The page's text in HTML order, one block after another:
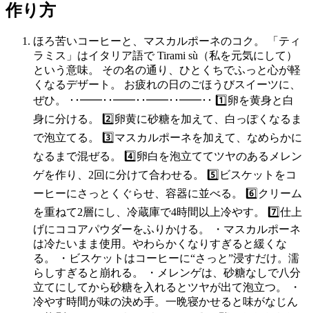
作り方
ほろ苦いコーヒーと、マスカルポーネのコク。 「ティ
ラミス」はイタリア語で Tirami sù（私を元気にして）
という意味。 その名の通り、ひとくちでふっと心が軽
くなるデザート。 お疲れの日のごほうびスイーツに、
ぜひ。 ･･━━･･━━･･━━･･━━･･ 1️⃣卵を黄身と白
身に分ける。 2️⃣卵黄に砂糖を加えて、白っぽくなるま
で泡立てる。 3️⃣マスカルポーネを加えて、なめらかに
なるまで混ぜる。 4️⃣卵白を泡立ててツヤのあるメレン
ゲを作り、2回に分けて合わせる。 5️⃣ビスケットをコ
ーヒーにさっとくぐらせ、容器に並べる。 6️⃣クリーム
を重ねて2層にし、冷蔵庫で4時間以上冷やす。 7️⃣仕上
げにココアパウダーをふりかける。 ・マスカルポーネ
は冷たいまま使用。やわらかくなりすぎると緩くな
る。 ・ビスケットはコーヒーに“さっと”浸すだけ。濡
らしすぎると崩れる。 ・メレンゲは、砂糖なしで八分
立てにしてから砂糖を入れるとツヤが出て泡立つ。 ・
冷やす時間が味の決め手。一晩寝かせると味がなじん